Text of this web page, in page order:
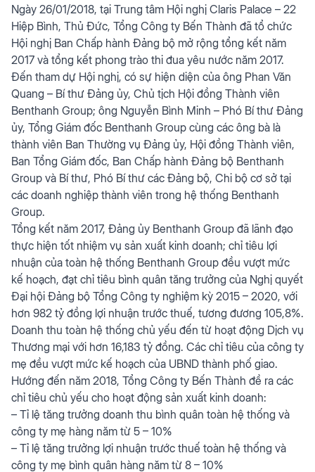
Ngày 26/01/2018, tại Trung tâm Hội nghị Claris Palace – 22
Hiệp Bình, Thủ Đức, Tổng Công ty Bến Thành đã tổ chức
Hội nghị Ban Chấp hành Đảng bộ mở rộng tổng kết năm
2017 và tổng kết phong trào thi đua yêu nước năm 2017.
Đến tham dự Hội nghị, có sự hiện diện của ông Phan Văn
Quang – Bí thư Đảng ủy, Chủ tịch Hội đồng Thành viên
Benthanh Group; ông Nguyễn Bình Minh – Phó Bí thư Đảng
ủy, Tổng Giám đốc Benthanh Group cùng các ông bà là
thành viên Ban Thường vụ Đảng ủy, Hội đồng Thành viên,
Ban Tổng Giám đốc, Ban Chấp hành Đảng bộ Benthanh
Group và Bí thư, Phó Bí thư các Đảng bộ, Chi bộ cơ sở tại
các doanh nghiệp thành viên trong hệ thống Benthanh
Group.
Tổng kết năm 2017, Đảng ủy Benthanh Group đã lãnh đạo
thực hiện tốt nhiệm vụ sản xuất kinh doanh; chỉ tiêu lợi
nhuận của toàn hệ thống Benthanh Group đều vượt mức
kế hoạch, đạt chỉ tiêu bình quân tăng trưởng của Nghị quyết
Đại hội Đảng bộ Tổng Công ty nghiệm kỳ 2015 – 2020, với
hơn 982 tỷ đồng lợi nhuận trước thuế, tương đương 105,8%.
Doanh thu toàn hệ thống chủ yếu đến từ hoạt động Dịch vụ
Thương mại với hơn 16,183 tỷ đồng. Các chỉ tiêu của công ty
mẹ đều vượt mức kế hoạch của UBND thành phố giao.
Hướng đến năm 2018, Tổng Công ty Bến Thành đề ra các
chỉ tiêu chủ yếu cho hoạt động sản xuất kinh doanh:
– Tỉ lệ tăng trưởng doanh thu bình quân toàn hệ thống và
công ty mẹ hàng năm từ 5 – 10%
– Tỉ lệ tăng trưởng lợi nhuận trước thuế toàn hệ thống và
công ty mẹ bình quân hàng năm từ 8 – 10%